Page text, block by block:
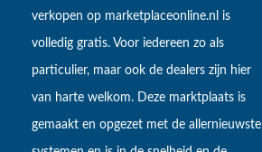
verkopen op marketplaceonline.nl is
volledig gratis. Voor iedereen zo als
particulier, maar ook de dealers zijn hier
van harte welkom. Deze marktplaats is
gemaakt en opgezet met de allernieuwste